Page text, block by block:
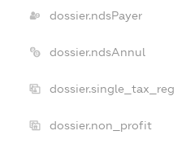
dossier.ndsPayer
dossier.ndsAnnul
dossier.single_tax_reg
dossier.non_profit